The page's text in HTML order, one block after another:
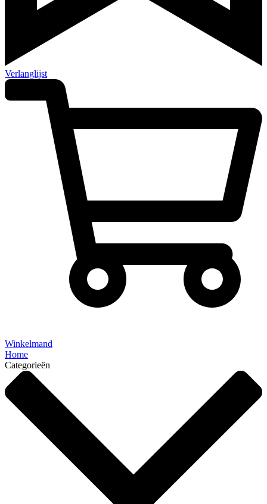
Verlanglijst
Winkelmand
Home
Categorieën